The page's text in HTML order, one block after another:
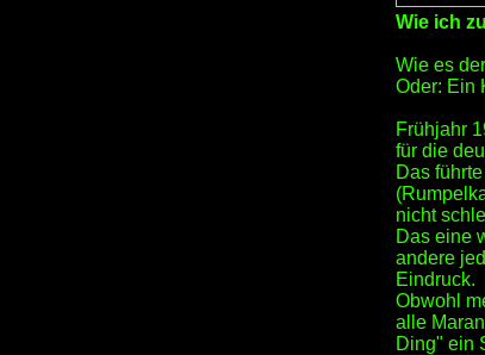
Wie ich
Wie es
Oder: Ein
Frühjahr
für die
Das
nicht
Das eine
andere
Eindruck.
Obwohl
alle
Ding" ein